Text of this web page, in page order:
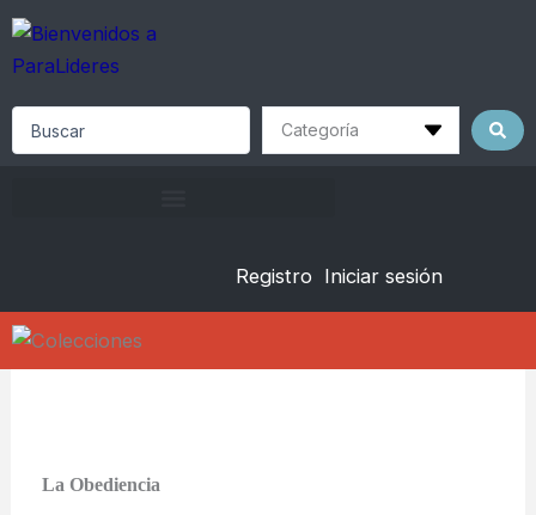
Skip
content
Registro Iniciar sesión
La Obediencia